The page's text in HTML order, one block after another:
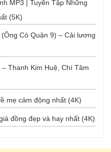
MP3 | Tuyển Tập Những
(5K)
Cò Quận 9) – Cải lương
Thanh Kim Huệ, Chí Tâm
mẹ cảm động nhất (4K)
đồng đẹp và hay nhất (4K)